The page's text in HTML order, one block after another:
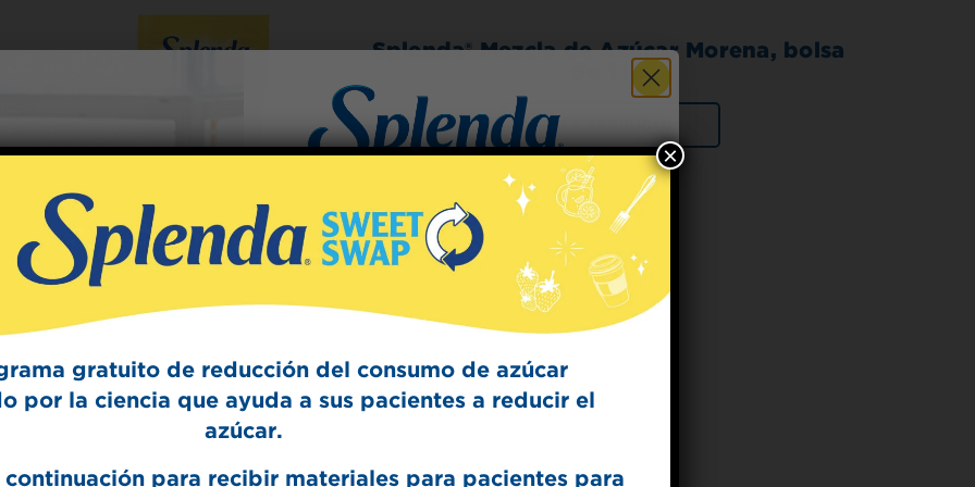
Splenda® Mezcla de Azúcar Morena, bolsa
de 1 lb
VER PRODUCTO
gratuito de reducción del consumo de azúcar
por la ciencia que ayuda a sus pacientes a reducir el
azúcar.
continuación para recibir materiales para pacientes para
×
Sign Up for
The Sweet Dish
Splenda test kitchen.